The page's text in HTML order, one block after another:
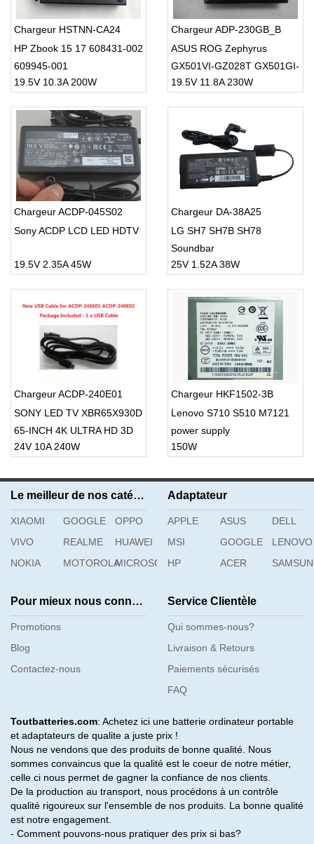
Chargeur HSTNN-CA24
HP Zbook 15 17 608431-002
609945-001
19.5V 10.3A 200W
Chargeur ADP-230GB_B
ASUS ROG Zephyrus
GX501VI-GZ028T GX501GI-
XS7
19.5V 11.8A 230W
Chargeur ACDP-045S02
Sony ACDP LCD LED HDTV
19.5V 2.35A 45W
Chargeur DA-38A25
LG SH7 SH7B SH78
Soundbar
25V 1.52A 38W
Chargeur ACDP-240E01
SONY LED TV XBR65X930D
65-INCH 4K ULTRA HD 3D
SMART TV USB Cable
24V 10A 240W
Chargeur HKF1502-3B
Lenovo S710 S510 M7121
power supply
150W
Le meilleur de nos catégories
XIAOMI GOOGLE
OPPO
VIVO
REALME
HUAWEI
NOKIA
MOTOROLAMICROSOFT
Adaptateur
APPLE ASUS
DELL
MSI
GOOGLE
LENOVO
HP
ACER
Pour mieux nous connaître
Promotions
Blog
Contactez-nous
Service Clientèle
Qui sommes-nous?
Livraison & Retours
Paiements sécurisés
FAQ
Toutbatteries.com: Achetez ici une batterie ordinateur portable
et adaptateurs de qualite a juste prix !
Nous ne vendons que des produits de bonne qualité. Nous
sommes convaincus que la qualité est le coeur de notre métier,
celle ci nous permet de gagner la confiance de nos clients.
De la production au transport, nous procédons à un contrôle
qualité rigoureux sur l'ensemble de nos produits. La bonne qualité
est notre engagement.
- Comment pouvons-nous pratiquer des prix si bas?